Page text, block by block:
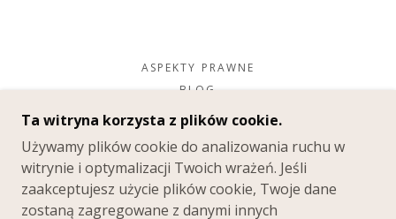
ASPEKTY PRAWNE
BLOG
KRYZYS UTRATY ZDROWIA |
PSYCHOONKOLOGIA
Ta witryna korzysta z plików cookie.
Używamy plików cookie do analizowania ruchu w
witrynie i optymalizacji Twoich wrażeń. Jeśli
zaakceptujesz użycie plików cookie, Twoje dane
zostaną zagregowane z danymi innych